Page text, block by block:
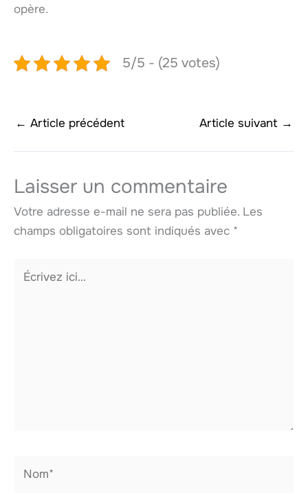
opère.
5/5 - (25 votes)
← Article précédent Article suivant →
Laisser un commentaire
Votre adresse e-mail ne sera pas publiée. Les
champs obligatoires sont indiqués avec *
Écrivez